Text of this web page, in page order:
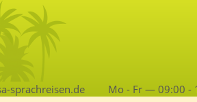
sprachreisen.de Mo - Fr — 09:00 -